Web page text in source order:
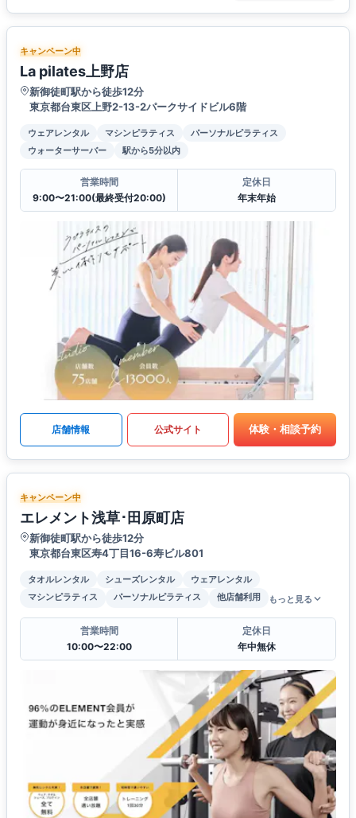
キャンペーン中
La pilates上野店
新御徒町駅から徒歩12分
東京都台東区上野2-13-2パークサイドビル6階
ウェアレンタル マシンピラティス
パーソナルピラティス
ウォーターサーバー
駅から5分以内
営業時間
9:00〜21:00(最終受付20:00)
定休日
年末年始
店舗情報 公式サイト 体験・相談予約
キャンペーン中
エレメント浅草･田原町店
新御徒町駅から徒歩12分
東京都台東区寿4丁目16-6寿ビル801
タオルレンタル シューズレンタル
ウェアレンタル
マシンピラティス
パーソナルピラティス 他店舗利用 もっと見る
営業時間
10:00〜22:00
定休日
年中無休